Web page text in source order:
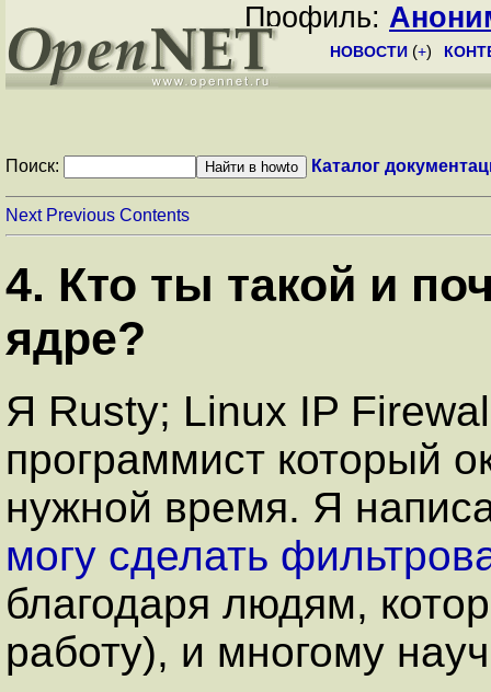
Профиль:
НОВОСТИ (+)
Поиск: Каталог
Next Previous Contents
4. Кто ты такой и
ядре?
Я Rusty; Linux IP
программист который
нужной время. Я
могу сделать
благодаря людям,
работу), и многому